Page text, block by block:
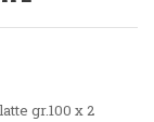
gr.100 x 2